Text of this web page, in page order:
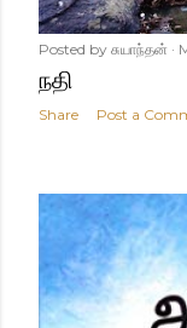
Posted by சுயாந்தன்
நதி
Share Post a